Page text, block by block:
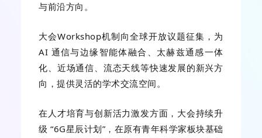
与前沿方向。
大会Workshop机制向全球开放议题征集，为
AI 通信与边缘智能体融合、太赫兹通感一体
化、近场通信、流态天线等快速发展的新兴方
向，提供灵活的学术交流空间。
在人才培育与创新活力激发方面，大会持续升
级 “6G星辰计划”，在原有青年科学家板块基础